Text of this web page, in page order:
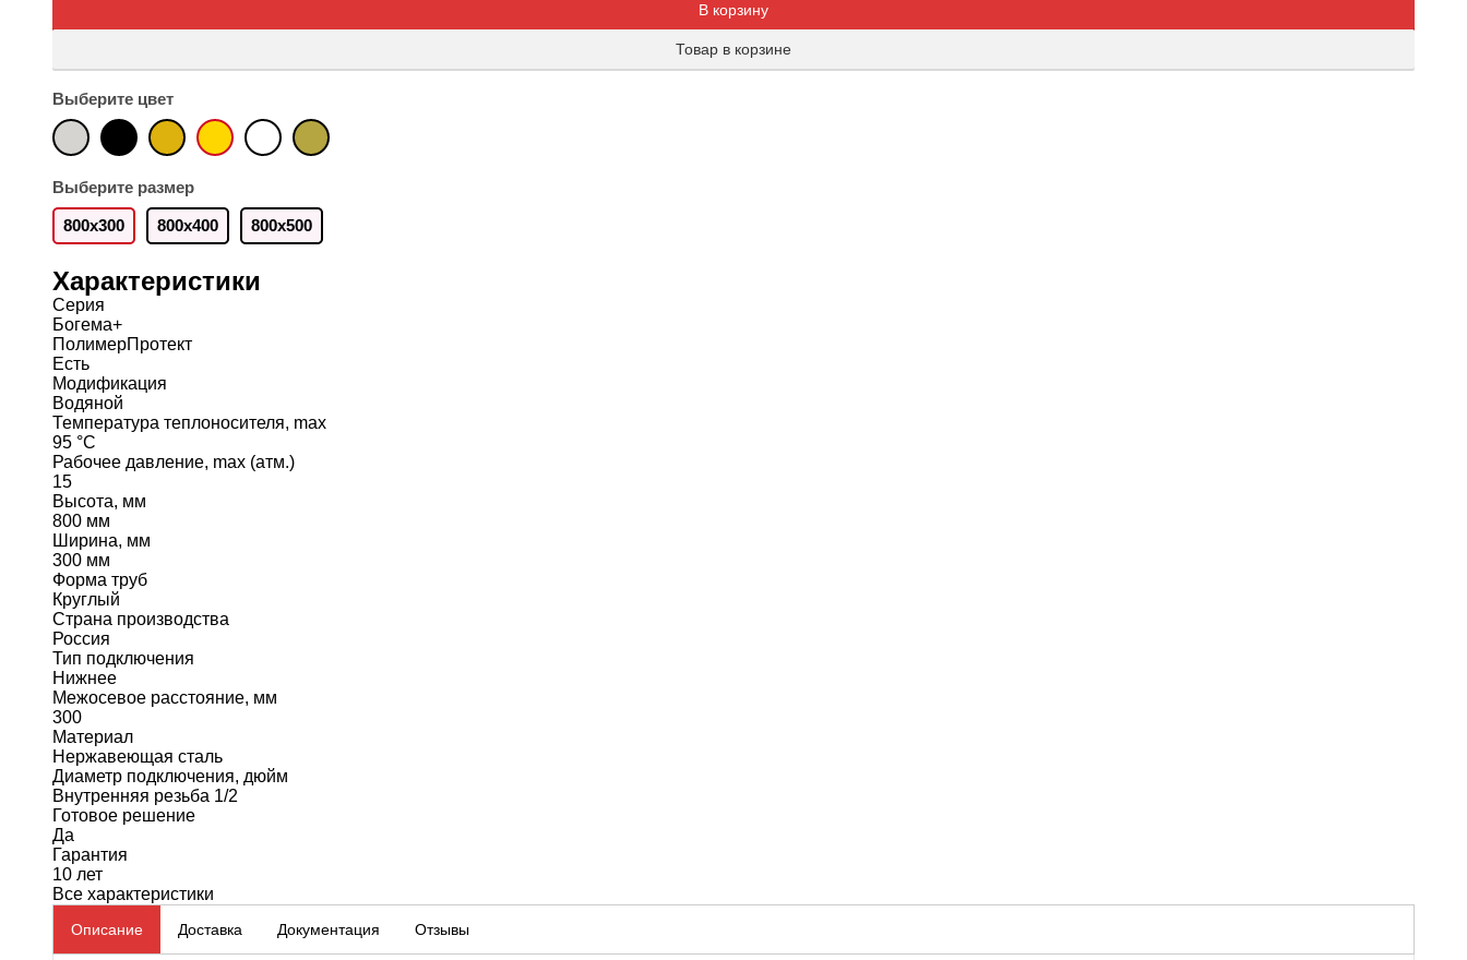
В корзину
Товар в корзине
Выберите цвет
Выберите размер
800х300 800x400 800x500
Характеристики
Серия
Богема+
ПолимерПротект
Есть
Модификация
Водяной
Температура теплоносителя, max
95 °C
Рабочее давление, max (атм.)
15
Высота, мм
800 мм
Ширина, мм
300 мм
Форма труб
Круглый
Страна производства
Россия
Тип подключения
Нижнее
Межосевое расстояние, мм
300
Материал
Нержавеющая сталь
Диаметр подключения, дюйм
Внутренняя резьба 1/2
Готовое решение
Да
Гарантия
10 лет
Все характеристики
Описание Доставка Документация Отзывы